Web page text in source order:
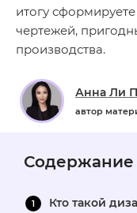
итогу
чертежей,
производства.
Анна Ли
автор
Содержание
Кто такой